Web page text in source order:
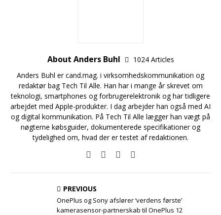
About Anders Buhl
1024 Articles
Anders Buhl er cand.mag. i virksomhedskommunikation og
redaktør bag Tech Til Alle. Han har i mange år skrevet om
teknologi, smartphones og forbrugerelektronik og har tidligere
arbejdet med Apple-produkter. I dag arbejder han også med AI
og digital kommunikation. På Tech Til Alle lægger han vægt på
nøgterne købsguider, dokumenterede specifikationer og
tydelighed om, hvad der er testet af redaktionen.
PREVIOUS
OnePlus og Sony afslører ‘verdens første’
kamerasensor-partnerskab til OnePlus 12